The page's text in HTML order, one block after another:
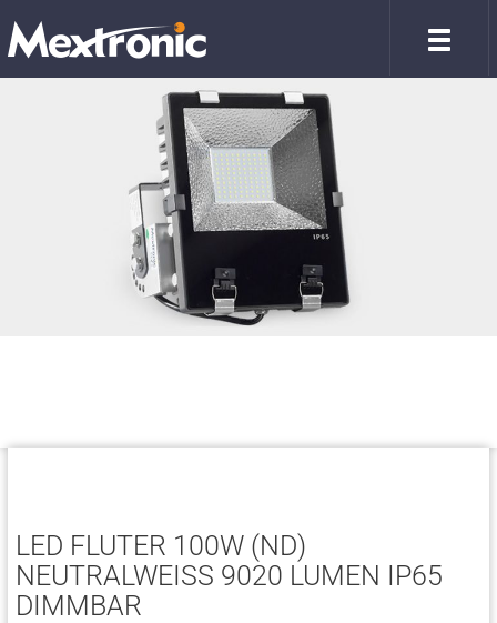
LED FLUTER 100W (ND)
NEUTRALWEISS 9020 LUMEN IP65 D
IMMBAR